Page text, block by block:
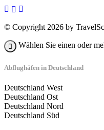
© Copyright 2026 by
Wählen Sie einen oder
Abflughäfen in Deutschland
Deutschland West
Deutschland Ost
Deutschland Nord
Deutschland Süd